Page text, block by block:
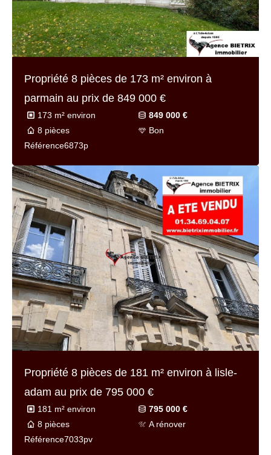
Propriété 8 pièces de 173 m² environ à
parmain au prix de 849 000 €
173 m² environ
849 000 €
8 pièces
Bon
Référence6873p
Propriété 8 pièces de 181 m² environ à lisle-
adam au prix de 795 000 €
181 m² environ
795 000 €
8 pièces
A rénover
Référence7033pvPropriétés à vendre à